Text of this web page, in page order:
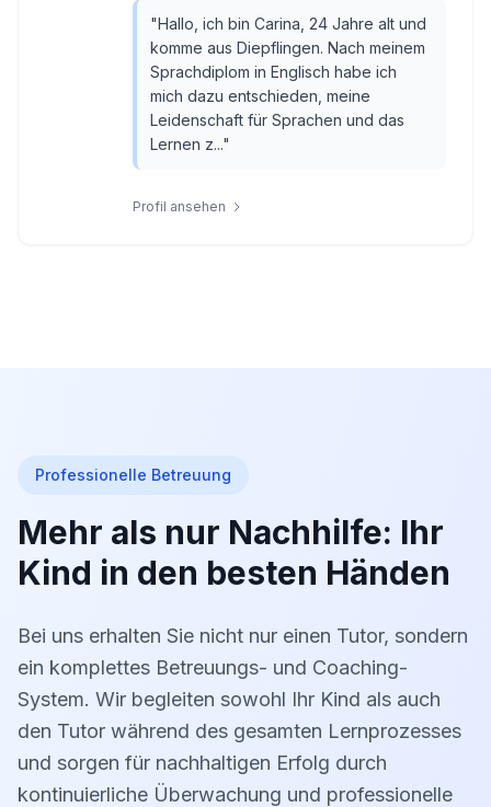
"Hallo, ich bin Carina, 24 Jahre alt und
komme aus Diepflingen. Nach meinem
Sprachdiplom in Englisch habe ich
mich dazu entschieden, meine
Leidenschaft für Sprachen und das
Lernen z..."
Profil ansehen
Professionelle Betreuung
Mehr als nur Nachhilfe: Ihr
Kind in den besten Händen
Bei uns erhalten Sie nicht nur einen Tutor, sondern
ein komplettes Betreuungs- und Coaching-
System. Wir begleiten sowohl Ihr Kind als auch
den Tutor während des gesamten Lernprozesses
und sorgen für nachhaltigen Erfolg durch
kontinuierliche Überwachung und professionelle